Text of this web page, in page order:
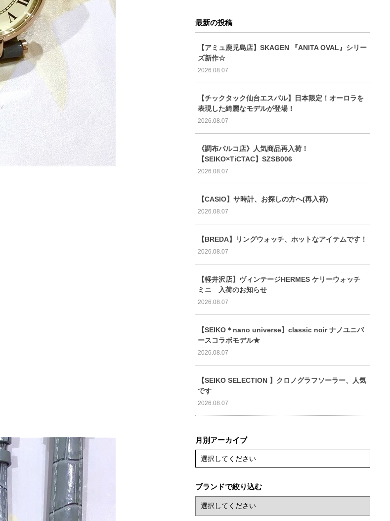
最新の投稿
【アミュ鹿児島店】SKAGEN 『ANITA OVAL』シリー
ズ新作☆
2026.08.07
【チックタック仙台エスパル】日本限定！オーロラを
表現した綺麗なモデルが登場！
2026.08.07
《調布パルコ店》人気商品再入荷！
【SEIKO×TiCTAC】SZSB006
2026.08.07
【CASIO】サ時計、お探しの方へ(再入荷)
2026.08.07
【BREDA】リングウォッチ、ホットなアイテムです！
2026.08.07
【軽井沢店】ヴィンテージHERMES ケリーウォッチ
ミニ 入荷のお知らせ
2026.08.07
【SEIKO＊nano universe】classic noir ナノユニバ
ースコラボモデル★
2026.08.07
【SEIKO SELECTION 】クロノグラフソーラー、人気
です
2026.08.07
月別アーカイブ
選択してください
ブランドで絞り込む